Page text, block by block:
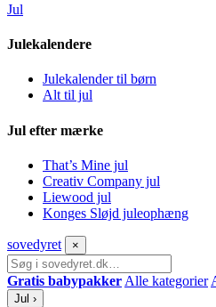
Jul
Julekalendere
Julekalender til børn
Alt til jul
Jul efter mærke
That’s Mine jul
Creativ Company jul
Liewood jul
Konges Sløjd juleophæng
sovedyret ×
Gratis babypakker Alle kategorier
Jul ›